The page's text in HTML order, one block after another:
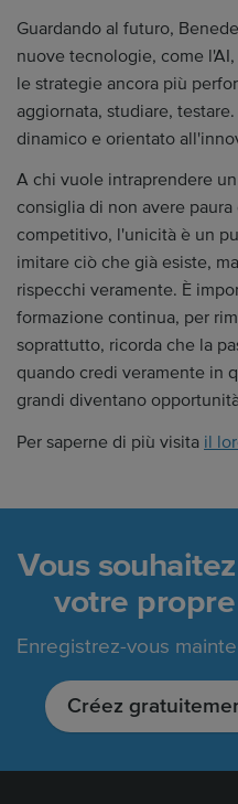
Guardando al futuro,
nuove tecnologie, come
le strategie ancora più
aggiornata, studiare,
dinamico e orientato
A chi vuole intraprendere
consiglia di non avere
competitivo, l'unicità è un
imitare ciò che già esiste,
rispecchi veramente. È
formazione continua, per
soprattutto, ricorda che la
quando credi veramente in
grandi diventano
Per saperne di più visita il
Vous
votre
Enregistrez-vous
Créez